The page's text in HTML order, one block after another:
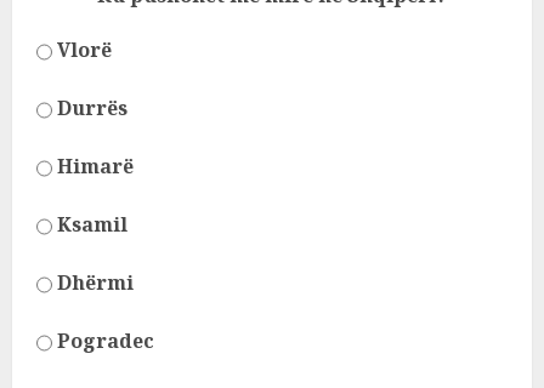
Vlorë
Durrës
Himarë
Ksamil
Dhërmi
Pogradec